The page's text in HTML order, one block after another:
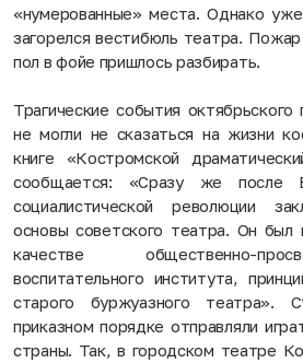
«нумерованные» места. Однако
загорелся вестибюль театра.
пол в фойе пришлось разбирать.
Трагические события
не могли не сказаться на жизни
книге «Костромской
сообщается: «Сразу же после
социалистической революции
основы советского театра. Он был
качестве общественно-
воспитательного института,
старого буржуазного театра».
приказном порядке отправляли
страны. Так, в городском театре